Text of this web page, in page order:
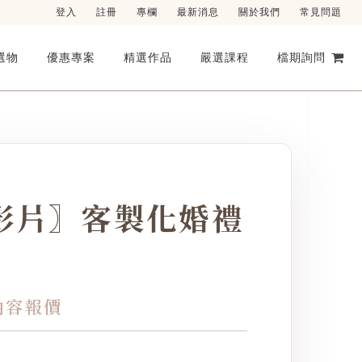
登入 註冊 專欄 最新消息 關於我們 常見問題
物 優惠專案 精選作品 嚴選課程 檔期詢問
片〗客製化婚禮
報價